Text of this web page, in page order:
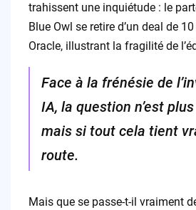
trahissent une inquiétude : le
Blue Owl se retire d’un deal de
Oracle, illustrant la fragilité de
Face à la frénésie de
IA, la question n’est
mais si tout cela tient
route.
Mais que se passe-t-il vraiment